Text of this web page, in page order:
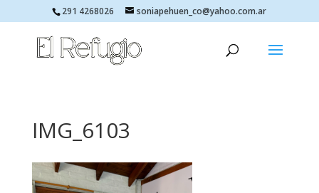
291 4268026 soniapehuen_co@yahoo.com.ar
IMG_6103